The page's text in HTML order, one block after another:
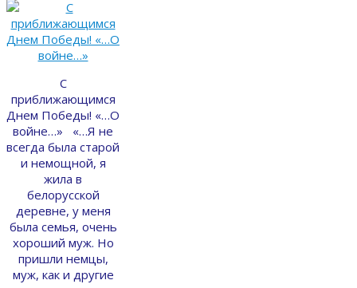
С
приближающимся
Днем Победы! «…О
войне…» «…Я не
всегда была старой
и немощной, я
жила в
белорусской
деревне, у меня
была се­мья, очень
хороший муж. Но
пришли немцы,
муж, как и другие